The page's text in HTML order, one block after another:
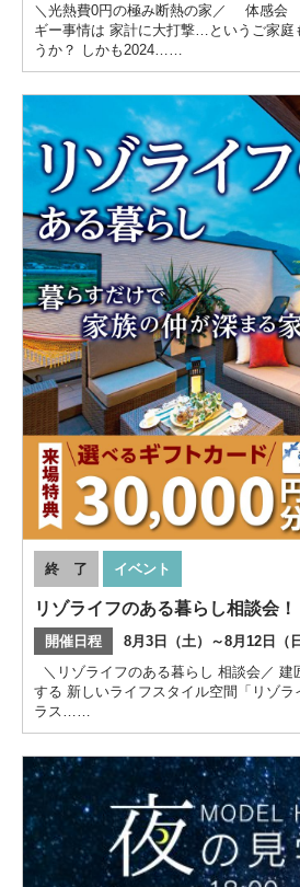
＼光熱費0円の極み断熱の家／ 体感
ギー事情は 家計に大打撃…というご家庭
うか？ しかも2024……
終 了 イベント
リゾライフのある暮らし相談会！
開催日程
8月3日（土）～8月12日（日
＼リゾライフのある暮らし 相談会／ 建
する 新しいライフスタイル空間「リゾ
ラス……